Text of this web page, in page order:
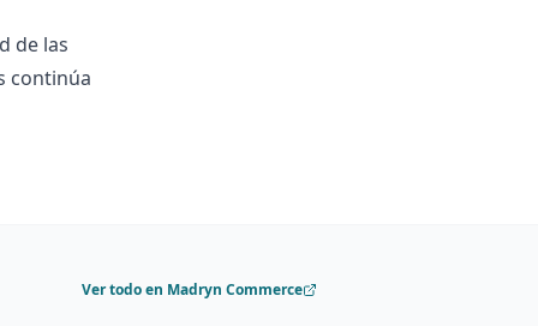
de las
continúa
Ver todo en Madryn Commerce